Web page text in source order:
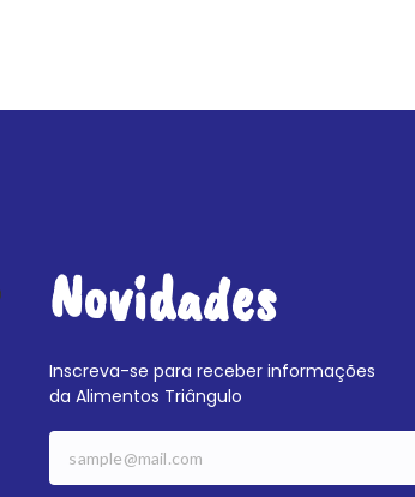
Novidades
Inscreva-se para receber informações
da Alimentos Triângulo